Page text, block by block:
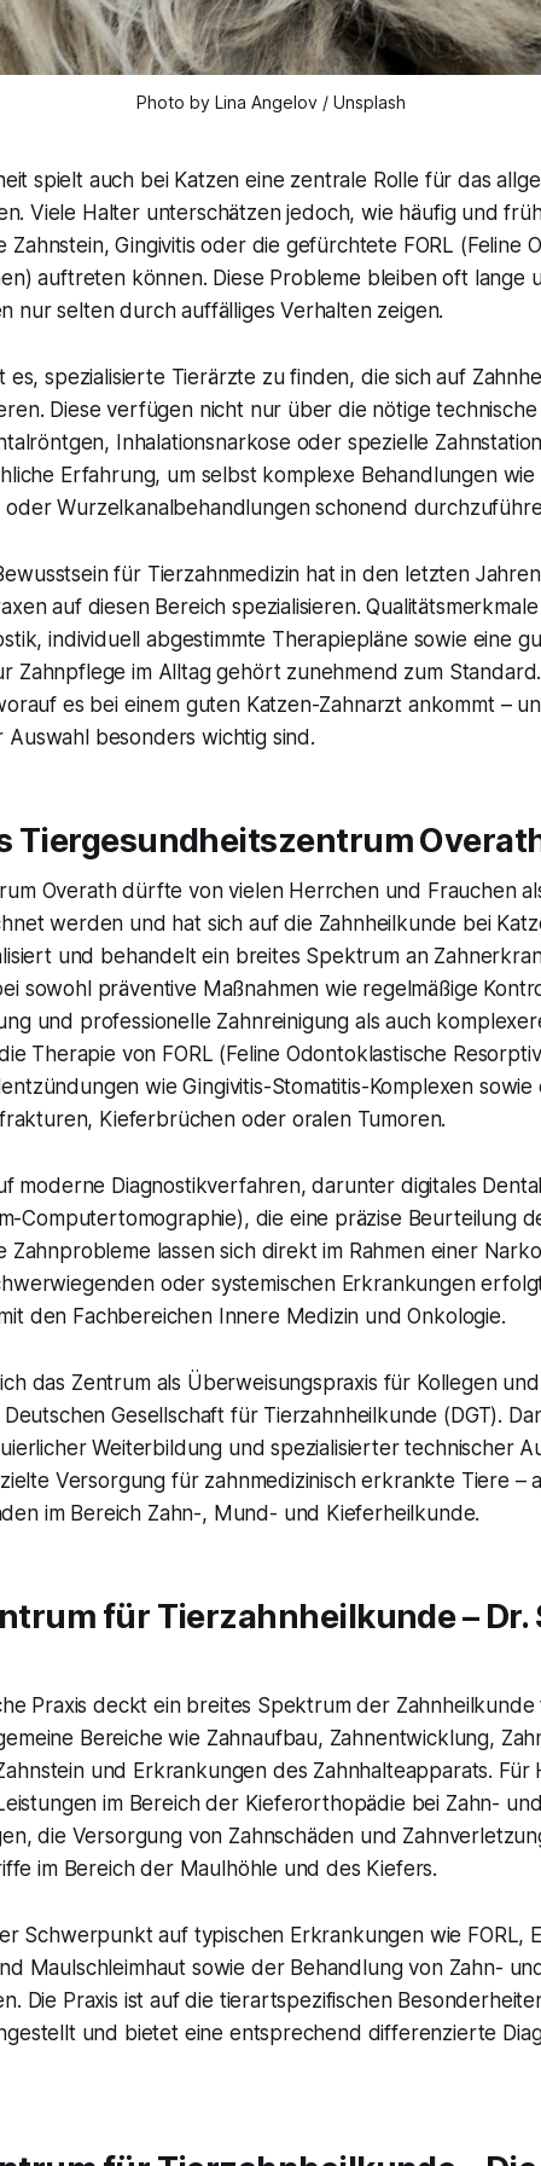
Photo by Lina Angelov / Unsplash
spielt auch bei Katzen eine zentrale Rolle für das
Viele Halter unterschätzen jedoch, wie häufig und
Zahnstein, Gingivitis oder die gefürchtete FORL (Feline
auftreten können. Diese Probleme bleiben oft lange
nur selten durch auffälliges Verhalten zeigen.
es, spezialisierte Tierärzte zu finden, die sich auf
Diese verfügen nicht nur über die nötige
Inhalationsnarkose oder spezielle
Erfahrung, um selbst komplexe Behandlungen wie
Wurzelkanalbehandlungen schonend
für Tierzahnmedizin hat in den letzten
auf diesen Bereich spezialisieren.
individuell abgestimmte Therapiepläne sowie eine
Zahnpflege im Alltag gehört zunehmend zum
es bei einem guten Katzen-Zahnarzt ankommt –
besonders wichtig sind.
Tiergesundheitszentrum
Overath dürfte von vielen Herrchen und Frauchen
werden und hat sich auf die Zahnheilkunde bei
und behandelt ein breites Spektrum an
sowohl präventive Maßnahmen wie regelmäßige
und professionelle Zahnreinigung als auch
Therapie von FORL (Feline Odontoklastische
wie Gingivitis-Stomatitis-Komplexen sowie
Kieferbrüchen oder oralen Tumoren.
moderne Diagnostikverfahren, darunter digitales
Computertomographie), die eine präzise Beurteilung
Zahnprobleme lassen sich direkt im Rahmen einer
oder systemischen Erkrankungen
den Fachbereichen Innere Medizin und Onkologie.
das Zentrum als Überweisungspraxis für Kollegen
Gesellschaft für Tierzahnheilkunde (DGT).
Weiterbildung und spezialisierter technischer
Versorgung für zahnmedizinisch erkrankte Tiere –
im Bereich Zahn-, Mund- und Kieferheilkunde.
für Tierzahnheilkunde – Dr.
Praxis deckt ein breites Spektrum der
Bereiche wie Zahnaufbau, Zahnentwicklung,
und Erkrankungen des Zahnhalteapparats.
im Bereich der Kieferorthopädie bei Zahn-
die Versorgung von Zahnschäden und
im Bereich der Maulhöhle und des Kiefers.
Schwerpunkt auf typischen Erkrankungen wie FORL,
Maulschleimhaut sowie der Behandlung von Zahn-
Die Praxis ist auf die tierartspezifischen
und bietet eine entsprechend differenzierte